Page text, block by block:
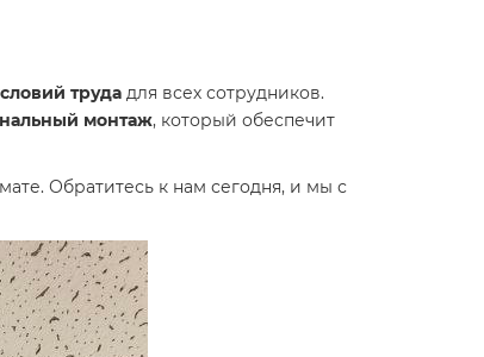
труда для всех сотрудников.
монтаж, который обеспечит
Обратитесь к нам сегодня, и мы с